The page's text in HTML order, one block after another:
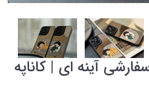
آینه ای | کاناپه